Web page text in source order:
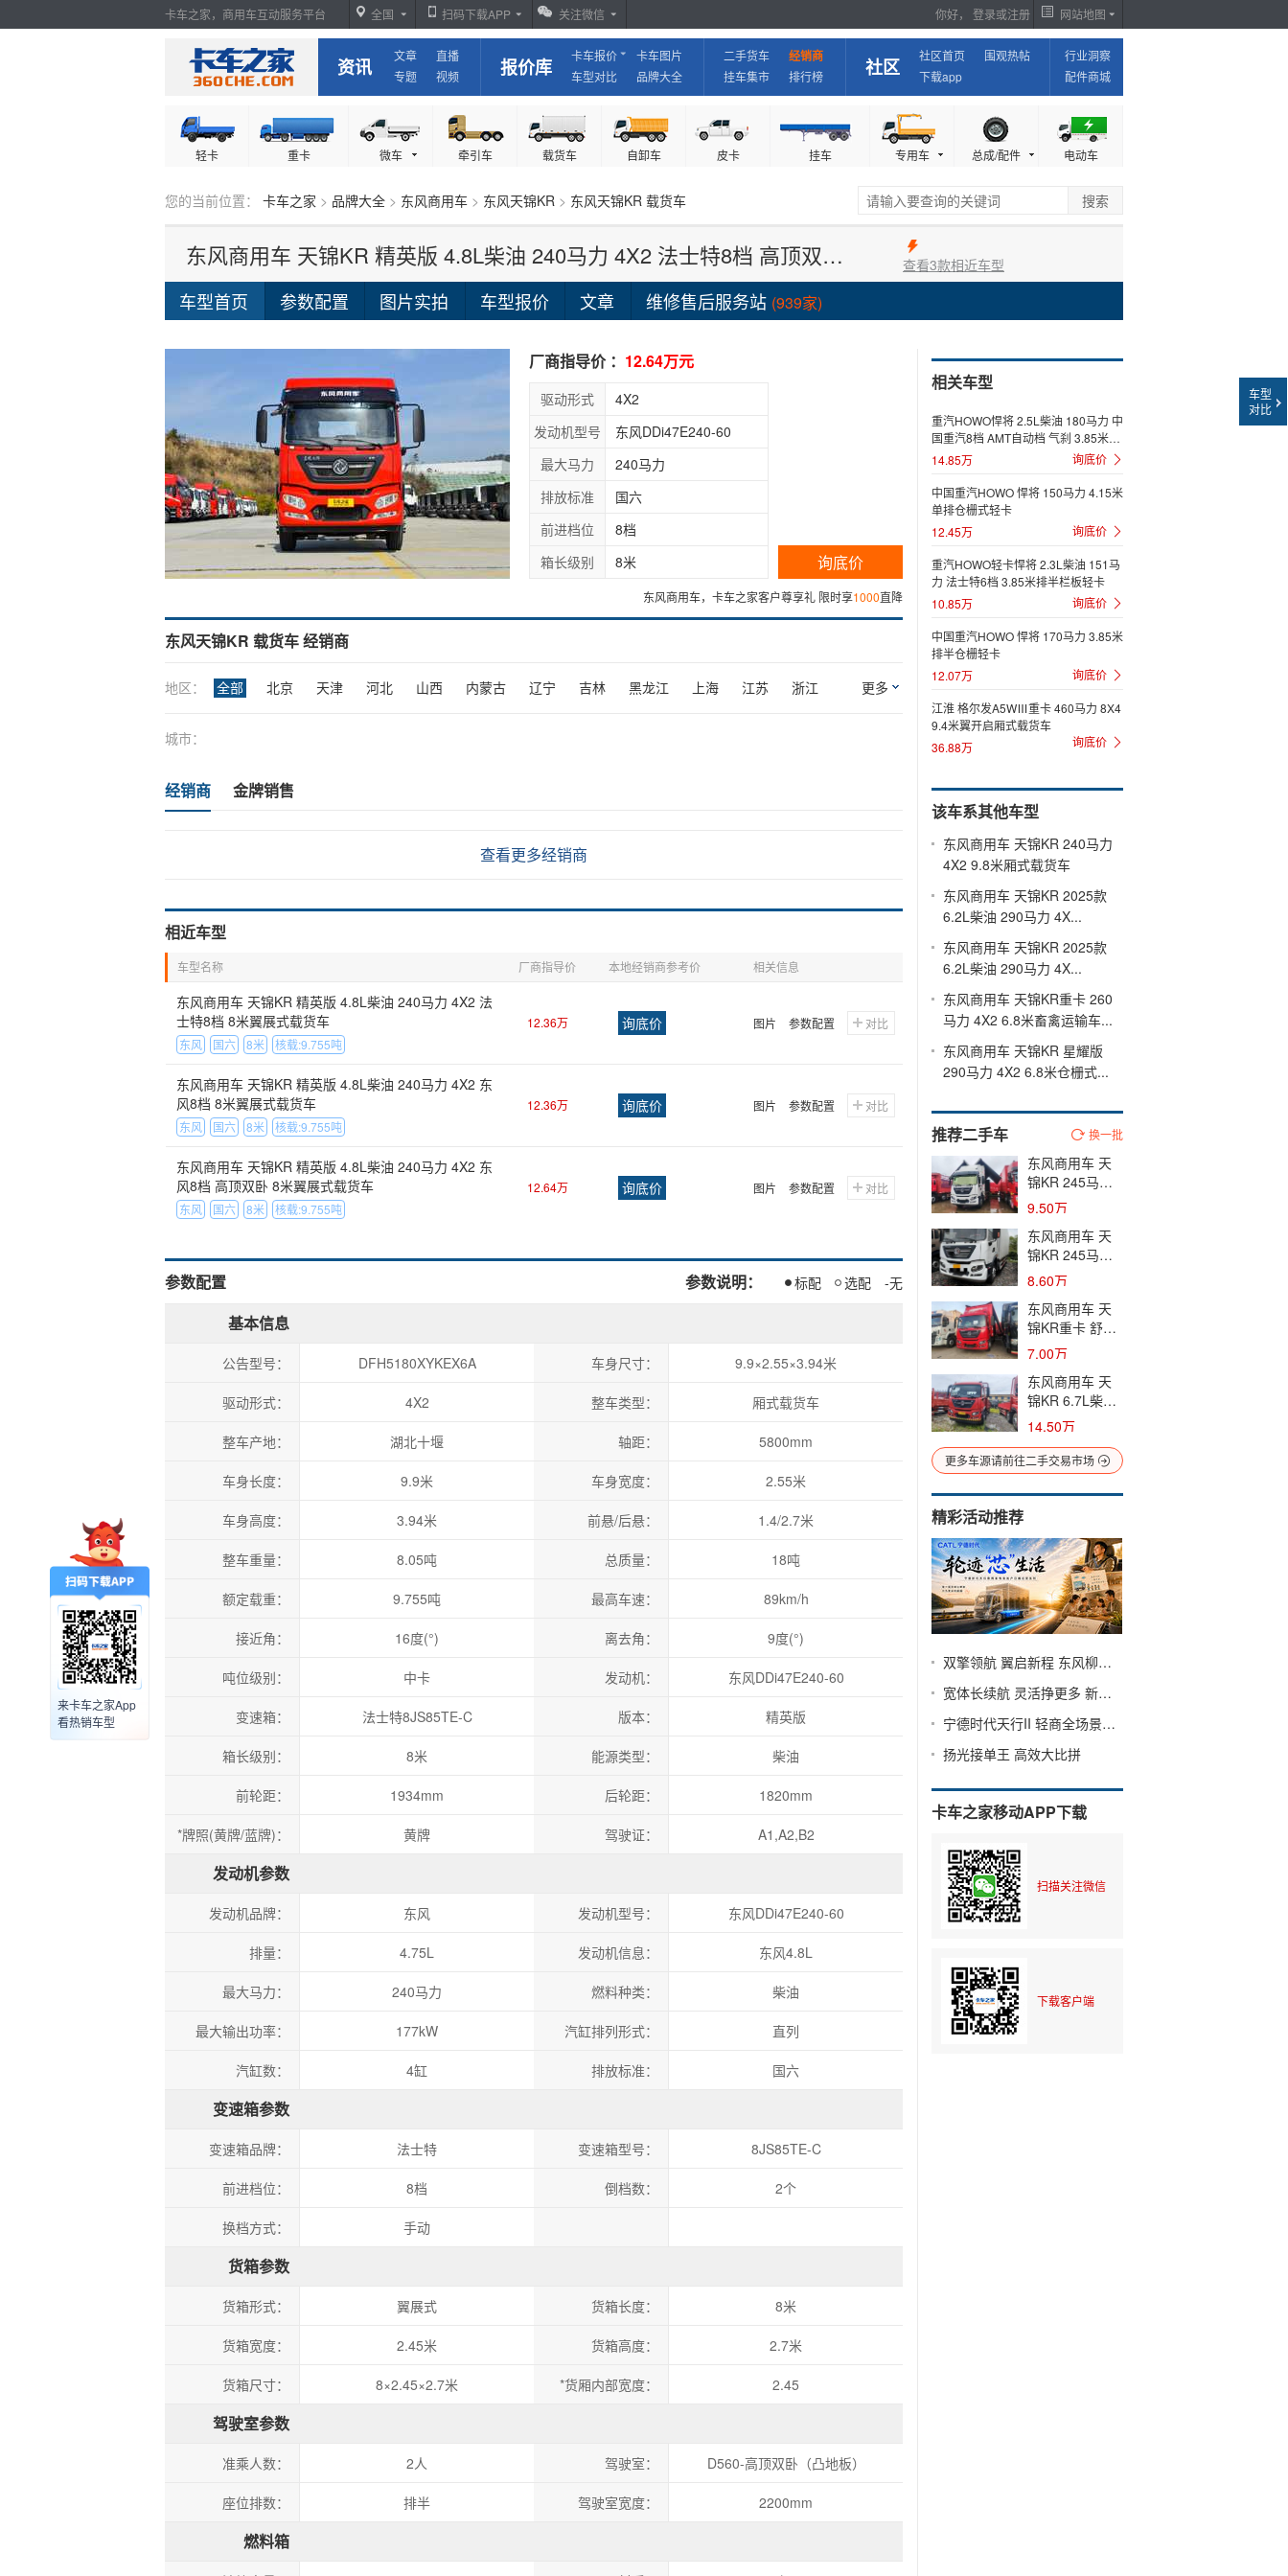
你好， 登录或注册 网站地图
卡车之家，商用车互动服务平台 全国 扫码下载APP 关注微信
资讯 文章
直播
专题
视频 报价库 卡车报价
卡车图片
车型对比
品牌大全
二手货车 经销商
挂车集市 排行榜 社区 社区首页
围观热帖
下载app
行业洞察
配件商城
轻卡 重卡 微车 牵引车 载货车 自卸车 皮卡 挂车 专用车 总成/配件 电动车
您的当前位置： 卡车之家 > 品牌大全 > 东风商用车 > 东风天锦KR > 东风天锦KR 载货车
来卡车之家App
看热销车型
东风商用车 天锦KR 精英版 4.8L柴油 240马力 4X2 法士特8档 高顶双卧 8米翼展式载货车 查看3款相近车型
车型首页 参数配置 图片实拍 车型报价 文章 维修售后服务站 (939家)
厂商指导价 ： 12.64万元
驱动形式
4X2
发动机型号
东风DDi47E240-60
最大马力
240马力
排放标准
国六
前进档位
8档
箱长级别
8米 询底价
东风商用车，卡车之家客户尊享礼 限时享1000直降
东风天锦KR 载货车 经销商
我是经销商，我要报价，我要出现在这里
地区： 全部 北京 天津 河北 山西 内蒙古 辽宁 吉林 黑龙江 上海 江苏 浙江 更多
城市：
经销商 金牌销售
查看更多经销商
相近车型
车型名称 厂商指导价 本地经销商参考价 相关信息
东风商用车 天锦KR 精英版 4.8L柴油 240马力 4X2 法
士特8档 8米翼展式载货车
东风 国六 8米 核载:9.755吨
12.36万 询底价 图片 参数配置 对比
东风商用车 天锦KR 精英版 4.8L柴油 240马力 4X2 东
风8档 8米翼展式载货车
东风 国六 8米 核载:9.755吨
12.36万 询底价 图片 参数配置 对比
东风商用车 天锦KR 精英版 4.8L柴油 240马力 4X2 东
风8档 高顶双卧 8米翼展式载货车
东风 国六 8米 核载:9.755吨
12.64万 询底价 图片 参数配置 对比
参数配置 参数说明： 标配 选配 -无
基本信息
公告型号： DFH5180XYKEX6A 车身尺寸： 9.9×2.55×3.94米
驱动形式： 4X2 整车类型： 厢式载货车
整车产地： 湖北十堰 轴距： 5800mm
车身长度： 9.9米 车身宽度： 2.55米
车身高度： 3.94米 前悬/后悬： 1.4/2.7米
整车重量： 8.05吨 总质量： 18吨
额定载重： 9.755吨 最高车速： 89km/h
接近角： 16度(°) 离去角： 9度(°)
吨位级别： 中卡 发动机： 东风DDi47E240-60
变速箱： 法士特8JS85TE-C 版本： 精英版
箱长级别： 8米 能源类型： 柴油
前轮距： 1934mm 后轮距： 1820mm
*牌照(黄牌/蓝牌)： 黄牌 驾驶证： A1,A2,B2
发动机参数
发动机品牌： 东风 发动机型号： 东风DDi47E240-60
排量： 4.75L 发动机信息： 东风4.8L
最大马力： 240马力 燃料种类： 柴油
最大输出功率： 177kW 汽缸排列形式： 直列
汽缸数： 4缸 排放标准： 国六
变速箱参数
变速箱品牌： 法士特 变速箱型号： 8JS85TE-C
前进档位： 8档 倒档数： 2个
换档方式： 手动
货箱参数
货箱形式： 翼展式 货箱长度： 8米
货箱宽度： 2.45米 货箱高度： 2.7米
货箱尺寸： 8×2.45×2.7米 *货厢内部宽度： 2.45
驾驶室参数
准乘人数： 2人 驾驶室： D560-高顶双卧（凸地板）
座位排数： 排半 驾驶室宽度： 2200mm
燃料箱
相关车型
重汽HOWO悍将 2.5L柴油 180马力 中
国重汽8档 AMT自动档 气刹 3.85米排
半仓栅式轻卡
14.85万 询底价
中国重汽HOWO 悍将 150马力 4.15米
单排仓栅式轻卡
12.45万
询底价
重汽HOWO轻卡悍将 2.3L柴油 151马
力 法士特6档 3.85米排半栏板轻卡
10.85万
询底价
中国重汽HOWO 悍将 170马力 3.85米
排半仓栅轻卡
12.07万
询底价
江淮 格尔发A5WⅢ重卡 460马力 8X4
9.4米翼开启厢式载货车
36.88万
询底价
该车系其他车型
东风商用车 天锦KR 240马力
4X2 9.8米厢式载货车
东风商用车 天锦KR 2025款
6.2L柴油 290马力 4X...
东风商用车 天锦KR 2025款
6.2L柴油 290马力 4X...
东风商用车 天锦KR重卡 260
马力 4X2 6.8米畜禽运输车...
东风商用车 天锦KR 星耀版
290马力 4X2 6.8米仓栅式...
推荐二手车 换一批
东风商用车 天
锦KR 245马力
4X2 9.8米厢式
桥 康明斯二手
载货车 黄牌
9.50万
东风商用车 天
锦KR 245马力
4X2 9.8米厢式
五) 单桥 康明斯
二手载货车 黄
牌
8.60万
东风商用车 天
锦KR重卡 舒适
版 220马力 4X2
(国五) 单桥 康
明斯二手载货车
黄牌
7.00万
东风商用车 天
锦KR 6.7L柴油
260马力 6X2 法
栏板载货车(国
六) 前四后四 康
明斯二手载货车
14.50万
更多车源请前往二手交易市场
精彩活动推荐
宁德时代「轮迹“芯”生
双擎领航 翼启新程 东风柳汽第十届67品牌客户日
宽体长续航 灵活挣更多 新一代城配纯电小卡—东风途逸T9E&T5E重磅登陆
宁德时代天行II 轻商全场景解决方案
扬光接单王 高效大比拼
卡车之家移动APP下载
扫描关注微信
下载客户端
车型
对比